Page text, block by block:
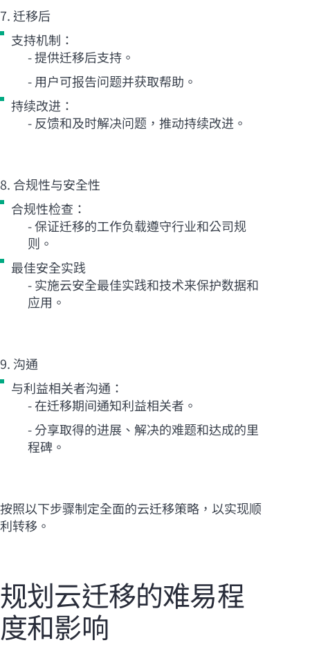
7. 迁移后
支持机制：
- 提供迁移后支持。
- 用户可报告问题并获取帮助。
持续改进：
- 反馈和及时解决问题，推动持续改进。
8. 合规性与安全性
合规性检查：
- 保证迁移的工作负载遵守行业和公司规
则。
最佳安全实践
- 实施云安全最佳实践和技术来保护数据和
应用。
9. 沟通
与利益相关者沟通：
- 在迁移期间通知利益相关者。
- 分享取得的进展、解决的难题和达成的里
程碑。
按照以下步骤制定全面的云迁移策略，以实现顺
利转移。
规划云迁移的难易程
度和影响